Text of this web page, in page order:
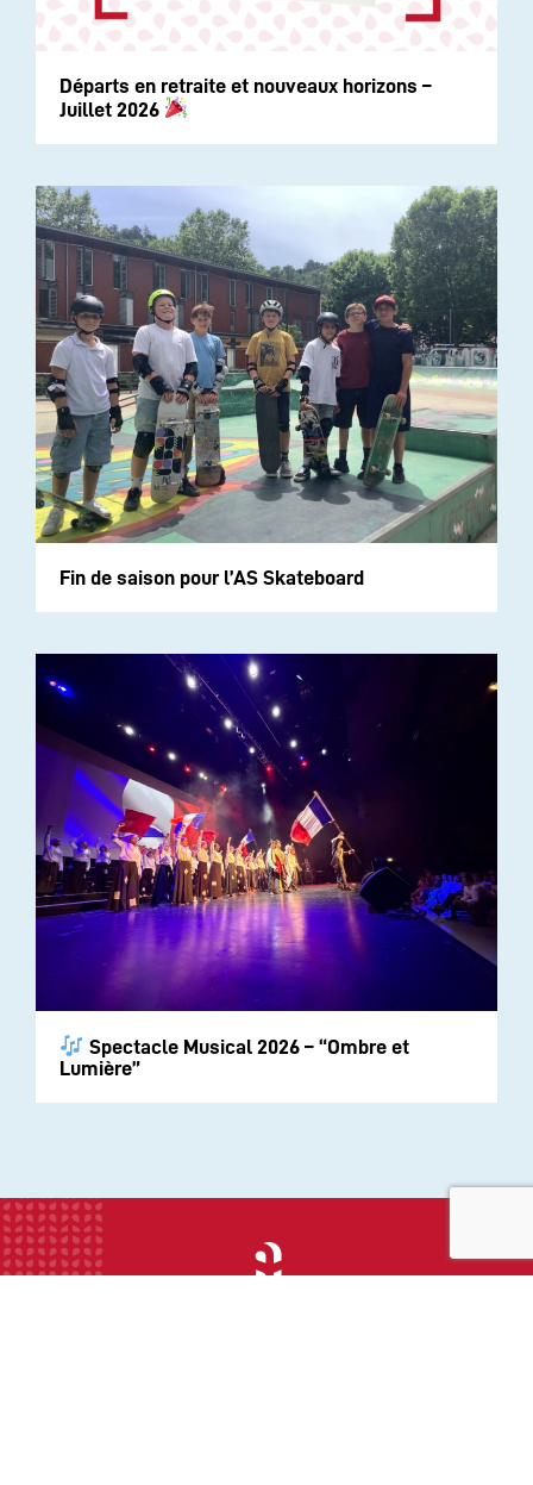
Départs en retraite et nouveaux horizons –
Juillet 2026
Fin de saison pour l’AS Skateboard
Spectacle Musical 2026 – “Ombre et
Lumière”